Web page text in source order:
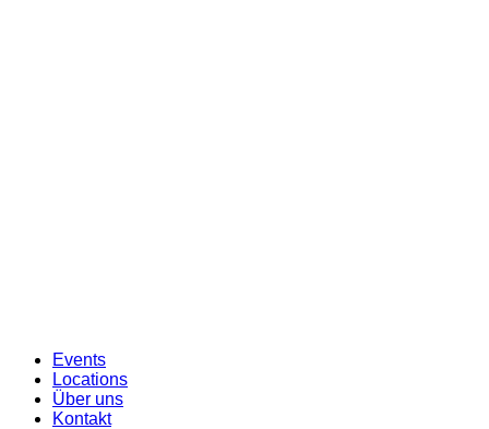
Events
Locations
Über uns
Kontakt